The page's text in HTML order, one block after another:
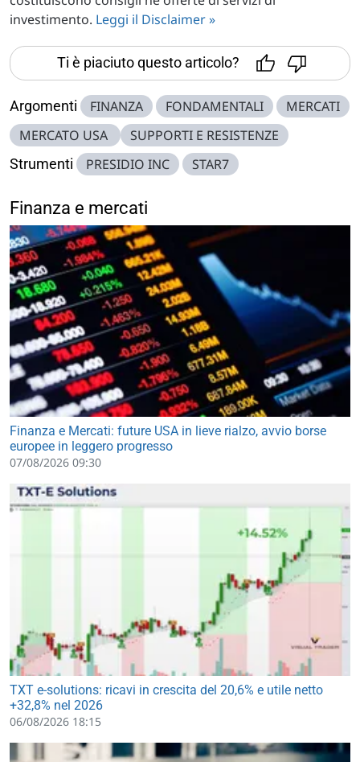
investimento. Leggi il Disclaimer »
Ti è piaciuto questo articolo?
Argomenti FINANZA FONDAMENTALI
MERCATI
MERCATO USA
SUPPORTI E RESISTENZE
Strumenti PRESIDIO INC STAR7
Finanza e mercati
Finanza e Mercati: future USA in lieve rialzo, avvio borse
europee in leggero progresso
07/08/2026 09:30
TXT e-solutions: ricavi in crescita del 20,6% e utile netto
+32,8% nel 2026
06/08/2026 18:15